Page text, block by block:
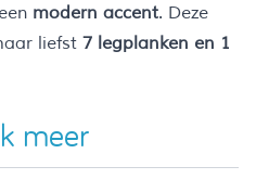
modern accent. Deze
liefst 7 legplanken en 1
meer